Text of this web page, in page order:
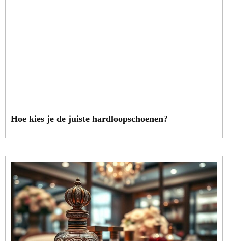
Hoe kies je de juiste hardloopschoenen?